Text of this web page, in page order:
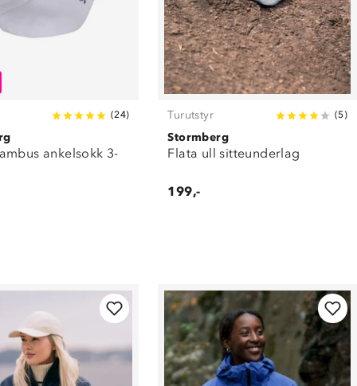
(24)
ankelsokk 3-
Turutstyr (5)
Stormberg
Flata ull sitteunderlag
199,-